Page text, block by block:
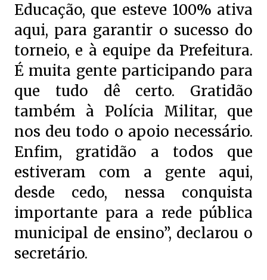
Educação, que esteve 100% ativa
aqui, para garantir o sucesso do
torneio, e à equipe da Prefeitura.
É muita gente participando para
que tudo dê certo. Gratidão
também à Polícia Militar, que
nos deu todo o apoio necessário.
Enfim, gratidão a todos que
estiveram com a gente aqui,
desde cedo, nessa conquista
importante para a rede pública
municipal de ensino”, declarou o
secretário.